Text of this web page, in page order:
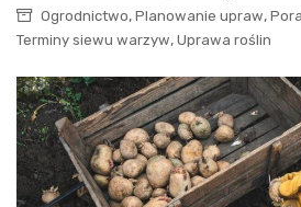
Ogrodnictwo, Planowanie upraw,
Terminy siewu warzyw, Uprawa roślin